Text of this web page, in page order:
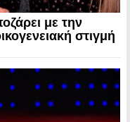
με την
στιγμή